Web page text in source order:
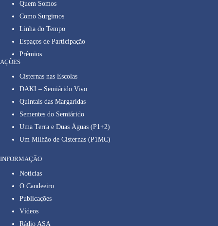
Quem Somos
Como Surgimos
Linha do Tempo
Espaços de Participação
Prêmios
AÇÕES
Cisternas nas Escolas
DAKI – Semiárido Vivo
Quintais das Margaridas
Sementes do Semiárido
Uma Terra e Duas Águas (P1+2)
Um Milhão de Cisternas (P1MC)
INFORMAÇÃO
Notícias
O Candeeiro
Publicações
Vídeos
Rádio ASA